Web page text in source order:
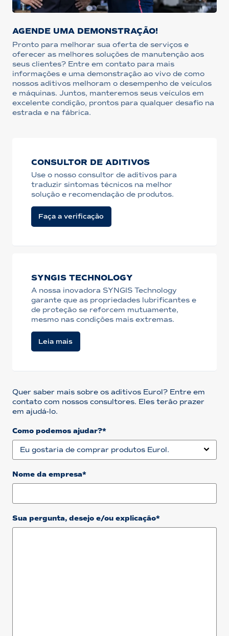
AGENDE UMA DEMONSTRAÇÃO!
Pronto para melhorar sua oferta de serviços e
oferecer as melhores soluções de manutenção aos
seus clientes? Entre em contato para mais
informações e uma demonstração ao vivo de como
nossos aditivos melhoram o desempenho de veículos
e máquinas. Juntos, manteremos seus veículos em
excelente condição, prontos para qualquer desafio na
estrada e na fábrica.
CONSULTOR DE ADITIVOS
Use o nosso consultor de aditivos para
traduzir sintomas técnicos na melhor
solução e recomendação de produtos.
Faça a verificação
SYNGIS TECHNOLOGY
A nossa inovadora SYNGIS Technology
garante que as propriedades lubrificantes e
de proteção se reforcem mutuamente,
mesmo nas condições mais extremas.
Leia mais
Quer saber mais sobre os aditivos Eurol? Entre em
contato com nossos consultores. Eles terão prazer
em ajudá-lo.
Como podemos ajudar?*
Nome da empresa*
Sua pergunta, desejo e/ou explicação*